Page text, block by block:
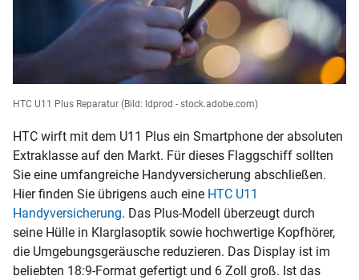
HTC U11 Plus Reparatur (Bild: ldprod - stock.adobe.com)
HTC wirft mit dem U11 Plus ein Smartphone der absoluten
Extraklasse auf den Markt. Für dieses Flaggschiff sollten
Sie eine umfangreiche Handyversicherung abschließen.
Hier finden Sie übrigens auch eine HTC U11
Handyversicherung. Das Plus-Modell überzeugt durch
seine Hülle in Klarglasoptik sowie hochwertige Kopfhörer,
die Umgebungsgeräusche reduzieren. Das Display ist im
beliebten 18:9-Format gefertigt und 6 Zoll groß. Ist das